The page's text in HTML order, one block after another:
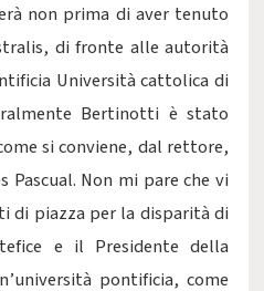
non prima di aver tenuto
di fronte alle autorità
Università cattolica di
Bertinotti è stato
si conviene, dal rettore,
Pascual. Non mi pare che vi
di piazza per la disparità di
e il Presidente della
pontificia, come